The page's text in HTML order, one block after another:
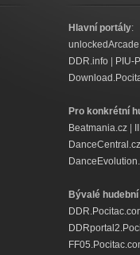
Hlavní portály:
DDR.info
PIU-
Pro konkrétní
Beatmania.cz
DanceCentral.cz
Bývalé